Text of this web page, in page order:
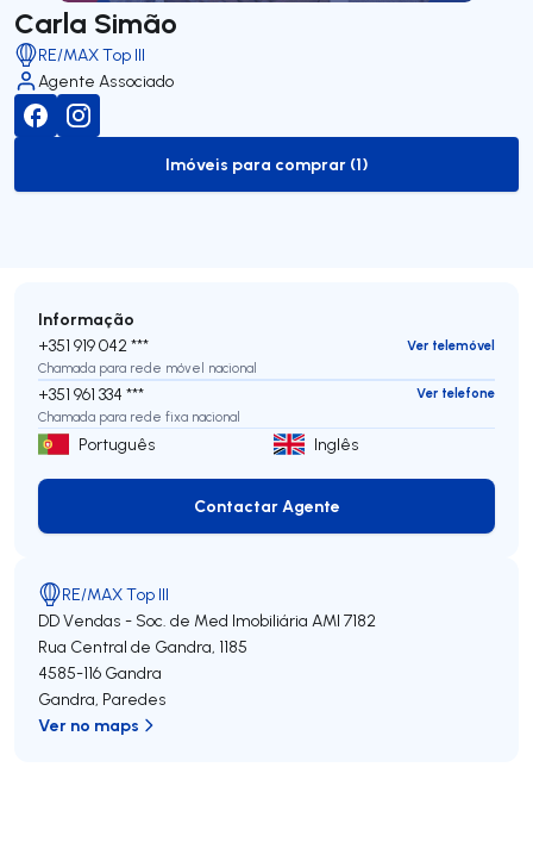
Carla Simão
RE/MAX Top III
Agente Associado
to-buy-listing
Imóveis para comprar (1)
Informação
+351 919 042 ***
Ver telemóvel
Chamada para rede móvel nacional
+351 961 334 ***
Ver telefone
Chamada para rede fixa nacional
Português Inglês
Contactar Agente
Contactar Agente
RE/MAX Top III
DD Vendas - Soc. de Med Imobiliária AMI 7182
Rua Central de Gandra, 1185
4585-116 Gandra
Gandra, Paredes
Ver no maps